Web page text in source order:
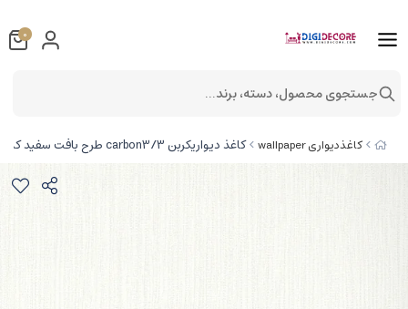
کاغذدیواری wallpaper کاغذ دیواریکربن 3/carbon3 طرح بافت سفید کد ۱۰۲۹۷
0
جستجوی محصول، دسته، برند...